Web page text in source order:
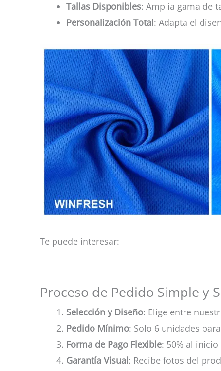
Tallas Disponibles: Amplia gama de
Personalización Total: Adapta el
Te puede interesar:
Proceso de Pedido Simple y
Selección y Diseño: Elige entre
Pedido Mínimo: Solo 6 unidades
Forma de Pago Flexible: 50% al
Garantía Visual: Recibe fotos del